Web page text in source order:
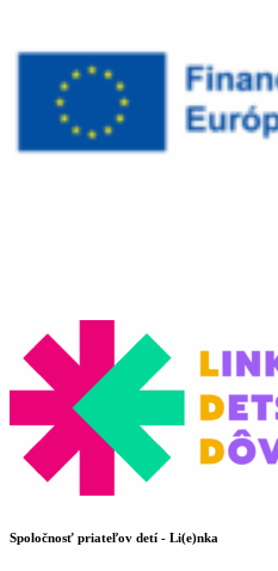
Spoločnosť priateľov detí - Li(e)nka